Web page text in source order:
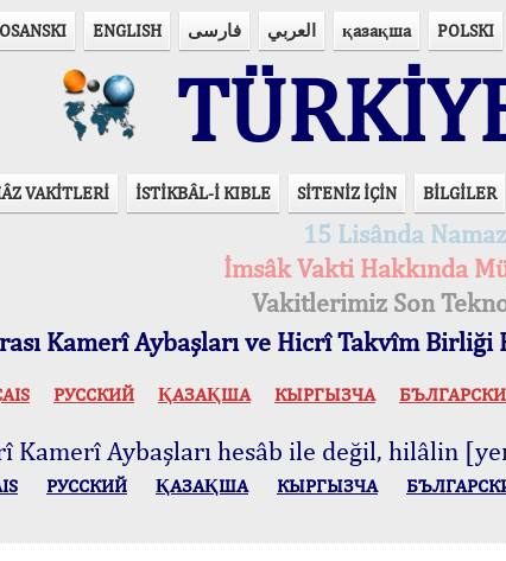
ENGLISH فارسی العربي қазақша POLSKI
VAKİTLERİ İSTİKBÂL-İ KIBLE SİTENİZ İÇİN BİLGİLER
15 Lisânda
İmsâk Vakti Hakkında
Vakitlerimiz Son
Kamerî Aybaşları ve Hicrî Takvîm Birliği
РУССКИЙ ҚАЗАҚША КЫPГЫЗЧA
Kamerî Aybaşları hesâb ile değil, hilâlin
РУССКИЙ ҚАЗАҚША КЫPГЫЗЧA